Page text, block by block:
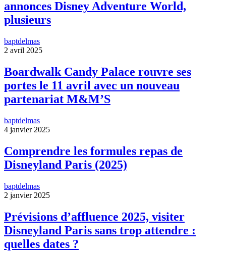
annonces Disney Adventure World,
plusieurs
baptdelmas
2 avril 2025
Boardwalk Candy Palace rouvre ses
portes le 11 avril avec un nouveau
partenariat M&M’S
baptdelmas
4 janvier 2025
Comprendre les formules repas de
Disneyland Paris (2025)
baptdelmas
2 janvier 2025
Prévisions d’affluence 2025, visiter
Disneyland Paris sans trop attendre :
quelles dates ?